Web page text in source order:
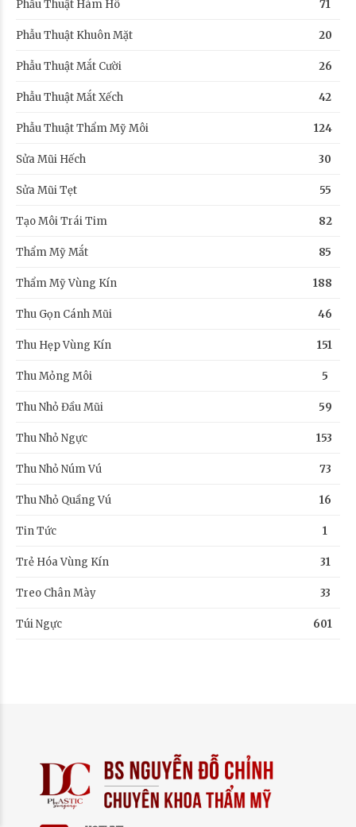
Phẫu Thuật Hàm Hô 71
Phẫu Thuật Khuôn Mặt 20
Phẫu Thuật Mắt Cười 26
Phẫu Thuật Mắt Xếch 42
Phẫu Thuật Thẩm Mỹ Môi 124
Sửa Mũi Hếch 30
Sửa Mũi Tẹt 55
Tạo Môi Trái Tim 82
Thẩm Mỹ Mắt 85
Thẩm Mỹ Vùng Kín 188
Thu Gọn Cánh Mũi 46
Thu Hẹp Vùng Kín 151
Thu Mỏng Môi 5
Thu Nhỏ Đầu Mũi 59
Thu Nhỏ Ngực 153
Thu Nhỏ Núm Vú 73
Thu Nhỏ Quầng Vú 16
Tin Tức 1
Trẻ Hóa Vùng Kín 31
Treo Chân Mày 33
Túi Ngực 601
Huyền Trang
Đăng ký Hút Mỡ
Bụng
25 phút trước